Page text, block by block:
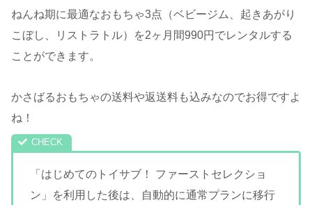
ねんね期に最適なおもちゃ3点（ベビージム、起きあがり
こぼし、リストラトル）を2ヶ月間990円でレンタルする
ことができます。
かさばるおもちゃの送料や返送料も込みなのでお得ですよ
ね！
「はじめてのトイサブ！ ファーストセレクショ
ン」を利用した後は、自動的に通常プランに移行